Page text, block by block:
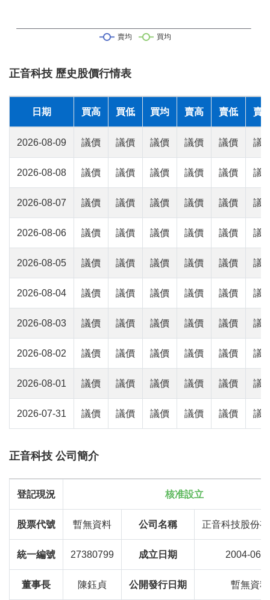
正音科技 歷史股價行情表
日期 買高 買低 買均 賣高 賣低 賣
2026-08-09 議價 議價 議價 議價 議價 議
2026-08-08 議價 議價 議價 議價 議價 議
2026-08-07 議價 議價 議價 議價 議價 議
2026-08-06 議價 議價 議價 議價 議價 議
2026-08-05 議價 議價 議價 議價 議價 議
2026-08-04 議價 議價 議價 議價 議價 議
2026-08-03 議價 議價 議價 議價 議價 議
2026-08-02 議價 議價 議價 議價 議價 議
2026-08-01 議價 議價 議價 議價 議價 議
2026-07-31 議價 議價 議價 議價 議價 議
正音科技 公司簡介
登記現況 核准設立
股票代號 暫無資料 公司名稱 正音科技股份
統一編號 27380799 成立日期 2004-06-
董事長 陳鈺貞 公開發行日期 暫無資料